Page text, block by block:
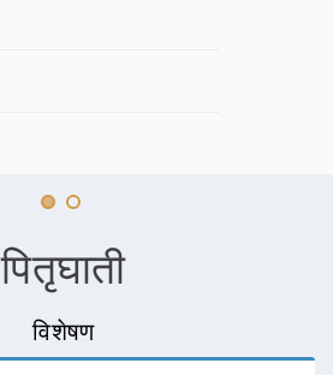
पितृघाती
विशेषण